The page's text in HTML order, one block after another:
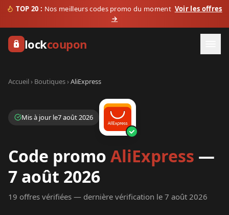
TOP 20 : Nos meilleurs codes promo du moment Voir les offres
→
lockcoupon
Accueil › Boutiques ›AliExpress
Mis à jour le7août 2026
Code promo AliExpress —
7 août 2026
19 offres vérifiées — dernière vérification le 7 août 2026